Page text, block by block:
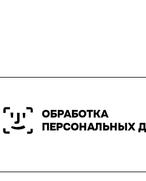
ОБРАБОТКА
ПЕРСОНАЛЬНЫХ